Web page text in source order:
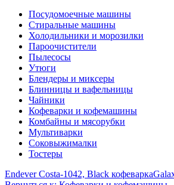
Посудомоечные машины
Стиральные машины
Холодильники и морозилки
Пароочистители
Пылесосы
Утюги
Блендеры и миксеры
Блинницы и вафельницы
Чайники
Кофеварки и кофемашины
Комбайны и мясорубки
Мультиварки
Соковыжималки
Тостеры
Endever Costa-1042, Black кофеварка